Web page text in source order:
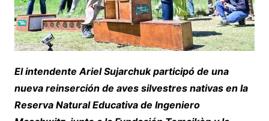
El intendente Ariel Sujarchuk participó de una
nueva reinserción de aves silvestres nativas en la
Reserva Natural Educativa de Ingeniero